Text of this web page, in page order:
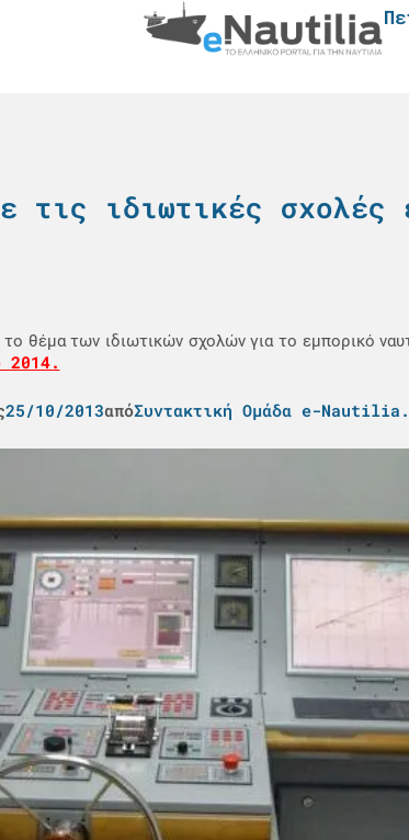
τις ιδιωτικές σχολές
θέμα των ιδιωτικών σχολών για το εμπορικό
2014.
25/10/2013απόΣυντακτική Ομάδα e-